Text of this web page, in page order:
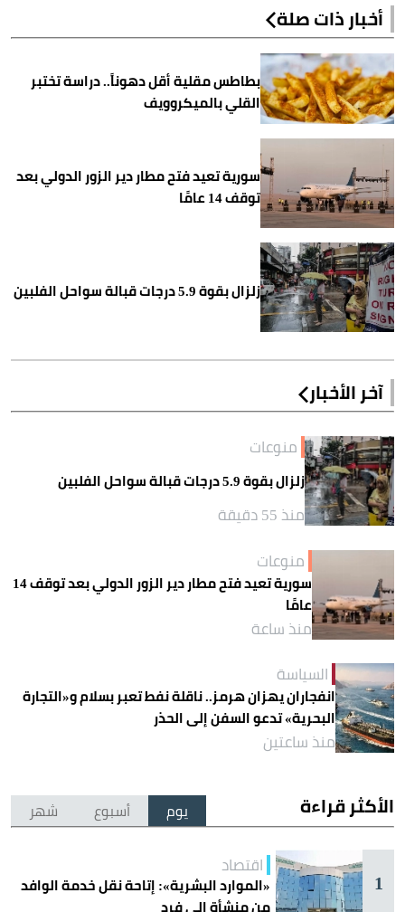
أخبار ذات صلة
بطاطس مقلية أقل دهوناً.. دراسة تختبر
القلي بالميكروويف
سورية تعيد فتح مطار دير الزور الدولي بعد
توقف 14 عامًا
زلزال بقوة 5.9 درجات قبالة سواحل الفلبين
آخر الأخبار
منوعات
زلزال بقوة 5.9 درجات قبالة سواحل الفلبين
منذ 55 دقيقة
منوعات
سورية تعيد فتح مطار دير الزور الدولي بعد توقف 14
عامًا
منذ ساعة
السياسة
انفجاران يهزان هرمز.. ناقلة نفط تعبر بسلام و«التجارة
البحرية» تدعو السفن إلى الحذر
منذ ساعتين
الأكثر قراءة يوم أسبوع شهر
1
اقتصاد
«الموارد البشرية»: إتاحة نقل خدمة الوافد